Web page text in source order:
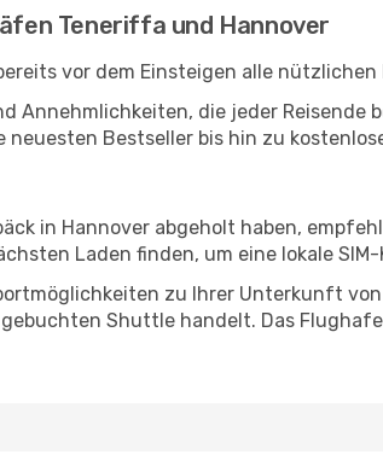
Teneriffa und Hannover
vor dem Einsteigen alle
Annehmlichkeiten, die jeder
Bestseller bis hin zu
in Hannover abgeholt haben,
Laden finden, um eine lokale
zu Ihrer Unterkunft
Shuttle handelt. Das